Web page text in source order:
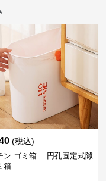
(税込)
ン ゴミ箱 円孔固定式隙
箱